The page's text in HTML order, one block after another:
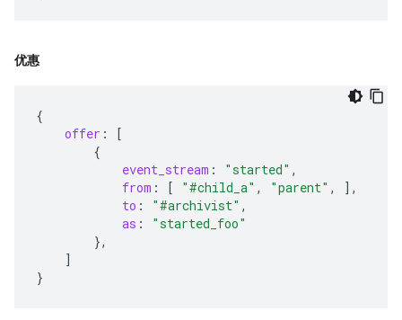
优惠
{
offer :
[
{
event_stream : "started" ,
from : [ "#child_a" , "parent" ,
],
to : "#archivist" ,
as :
"started_foo"
},
]
}